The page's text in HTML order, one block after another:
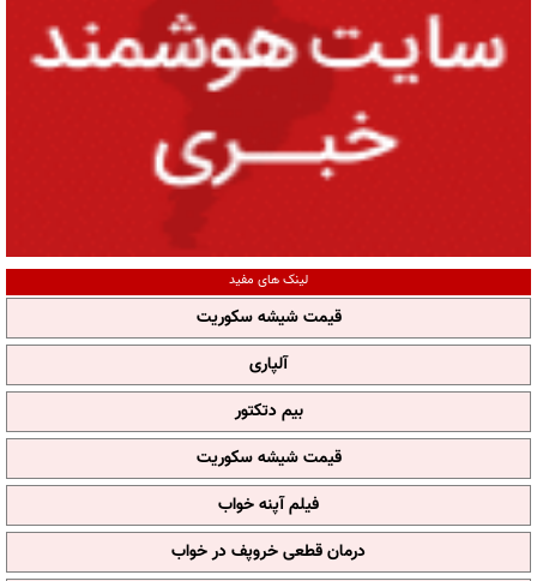
لینک های مفید
قیمت شیشه سکوریت
آلپاری
بیم دتکتور
قیمت شیشه سکوریت
فیلم آپنه خواب
درمان قطعی خروپف در خواب